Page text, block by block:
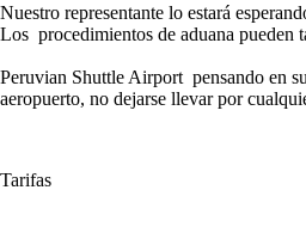
Nuestro representante lo estará
Los procedimientos de aduana pueden
Peruvian Shuttle Airport pensando en
aeropuerto, no dejarse llevar por
Tarifas